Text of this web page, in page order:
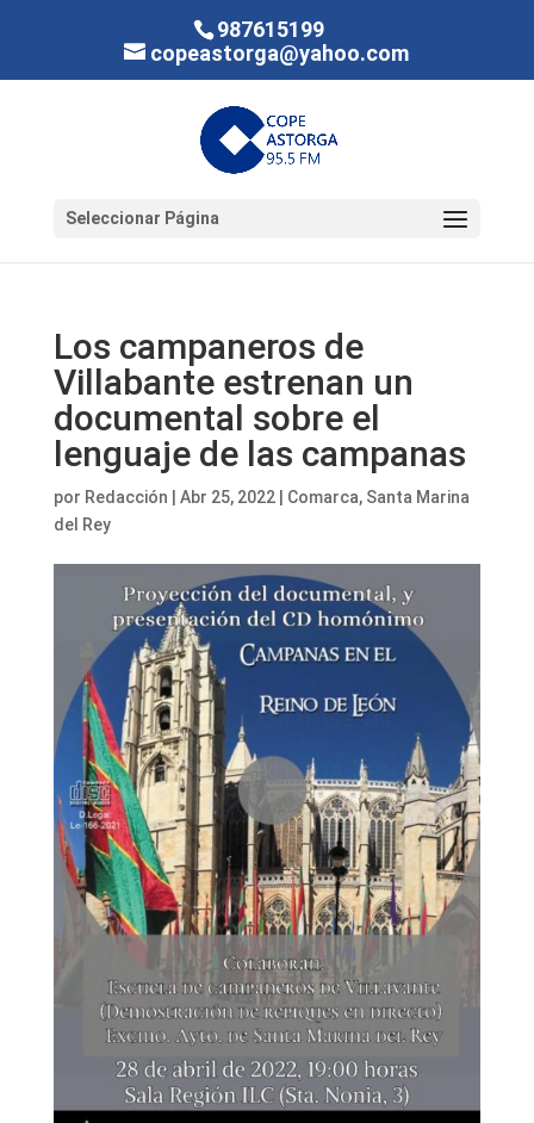
987615199
copeastorga@yahoo.com
Seleccionar Página
Los campaneros de
Villabante estrenan un
documental sobre el
lenguaje de las campanas
por Redacción Abr 25, 2022| Comarca, Santa Marina
del Rey